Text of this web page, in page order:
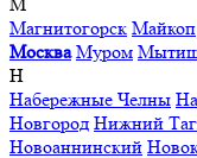
Магнитогорск Майкоп
Москва Муром
Н
Набережные Челны
Новгород Нижний
Новоаннинский